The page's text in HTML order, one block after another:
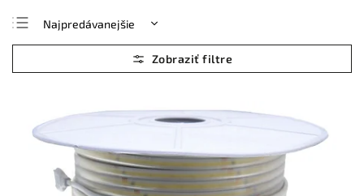
Najpredávanejšie
Najlacnejšie
Najdrahšie